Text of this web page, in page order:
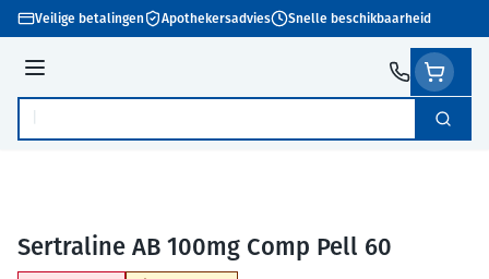
Ga naar de inhoud
Veilige betalingen Apothekersadvies Snelle beschikbaarheid
Menu
Product, merk, categorie... Zoek
Sertraline AB 100mg Comp Pell 60